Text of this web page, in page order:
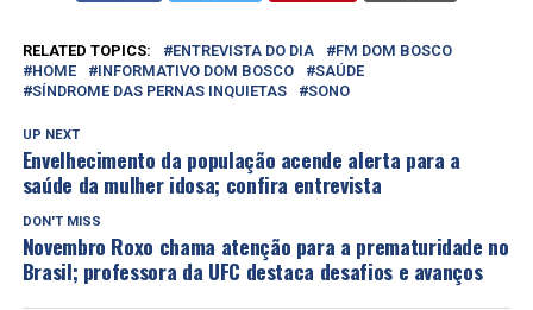
RELATED TOPICS: ENTREVISTA DO DIA
FM DOM BOSCO
HOME
INFORMATIVO DOM BOSCO
SAÚDE
SÍNDROME DAS PERNAS INQUIETAS
SONO
UP NEXT
Envelhecimento da população acende alerta para a
saúde da mulher idosa; confira entrevista
DON'T MISS
Novembro Roxo chama atenção para a prematuridade no
Brasil; professora da UFC destaca desafios e avanços